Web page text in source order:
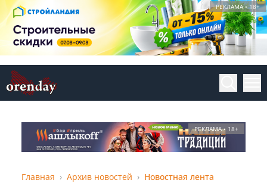
РЕКЛАМА • 18+
РЕКЛАМА • 18+
Главная Архив новостей Новостная лента